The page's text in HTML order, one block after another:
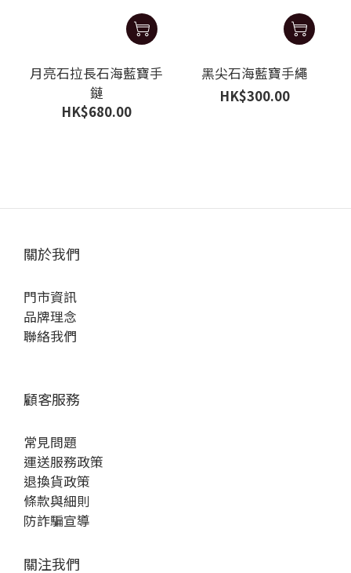
月亮石拉長石海藍寶手
鏈
HK$680.00
黑尖石海藍寶手繩
HK$300.00
關於我們
門市資訊
品牌理念
聯絡我們
顧客服務
常見問題
運送服務政策
退換貨政策
條款與細則
防詐騙宣導
關注我們